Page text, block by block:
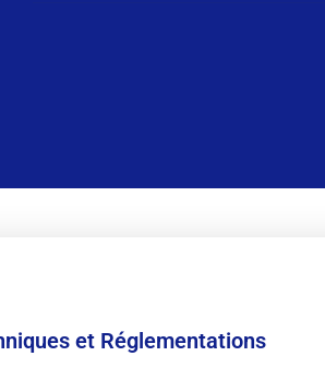
et Réglementations